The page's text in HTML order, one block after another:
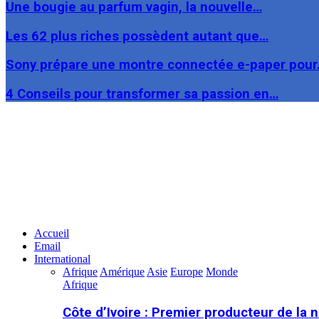
Une bougie au parfum vagin, la nouvelle…
Les 62 plus riches possèdent autant que…
Sony prépare une montre connectée e-paper
4 Conseils pour transformer sa passion en…
Accueil
Email
International
Afrique Amérique Asie Europe Monde
Afrique
Côte d’Ivoire : Premier producteur de la